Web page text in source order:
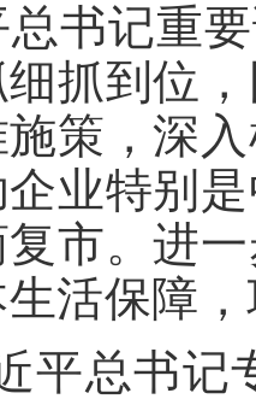
书记重
细抓到位
策，深
企业特别
市。进
活保障
总书记专